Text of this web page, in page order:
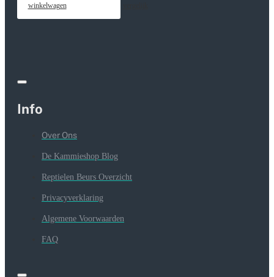
winkelwagen
Info
Over Ons
De Kammieshop Blog
Reptielen Beurs Overzicht
Privacyverklaring
Algemene Voorwaarden
FAQ